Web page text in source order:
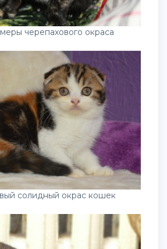
черепахового окраса
солидный окрас кошек